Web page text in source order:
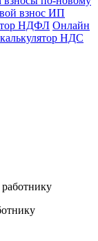
взнос ИП
НДФЛ Онлайн
НДС